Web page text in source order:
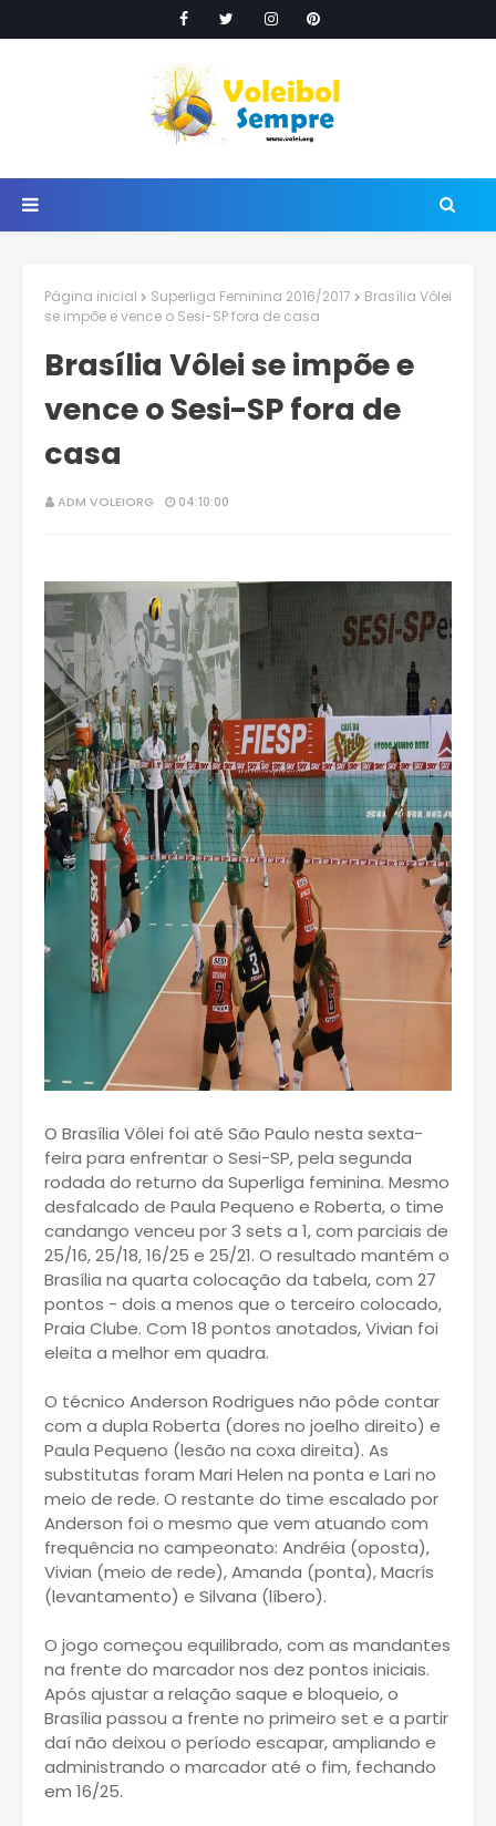
Página inicial Superliga Feminina 2016/2017
Brasília Vôlei
se impõe e vence o Sesi-SP fora de casa
Brasília Vôlei se impõe e
vence o Sesi-SP fora de
casa
ADM VOLEIORG 04:10:00
O Brasília Vôlei foi até São Paulo nesta sexta-
feira para enfrentar o Sesi-SP, pela segunda
rodada do returno da Superliga feminina. Mesmo
desfalcado de Paula Pequeno e Roberta, o time
candango venceu por 3 sets a 1, com parciais de
25/16, 25/18, 16/25 e 25/21. O resultado mantém o
Brasília na quarta colocação da tabela, com 27
pontos - dois a menos que o terceiro colocado,
Praia Clube. Com 18 pontos anotados, Vivian foi
eleita a melhor em quadra.
O técnico Anderson Rodrigues não pôde contar
com a dupla Roberta (dores no joelho direito) e
Paula Pequeno (lesão na coxa direita). As
substitutas foram Mari Helen na ponta e Lari no
meio de rede. O restante do time escalado por
Anderson foi o mesmo que vem atuando com
frequência no campeonato: Andréia (oposta),
Vivian (meio de rede), Amanda (ponta), Macrís
(levantamento) e Silvana (líbero).
O jogo começou equilibrado, com as mandantes
na frente do marcador nos dez pontos iniciais.
Após ajustar a relação saque e bloqueio, o
Brasília passou a frente no primeiro set e a partir
daí não deixou o período escapar, ampliando e
administrando o marcador até o fim, fechando
em 16/25.